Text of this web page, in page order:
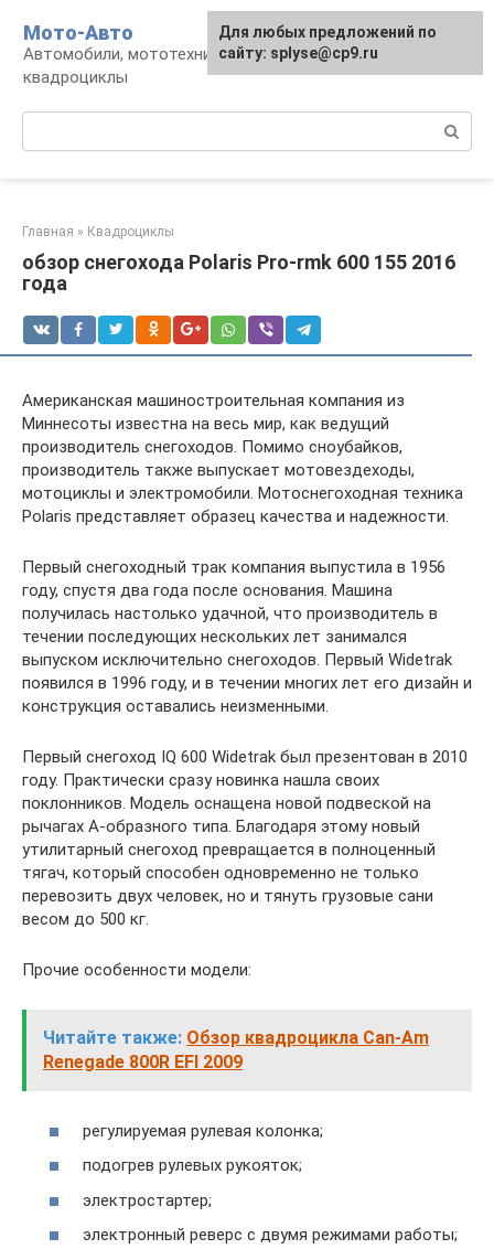
контенту
Мото-Авто
Автомобили, мототехника, снегоходы,
квадроциклы
Главная » Квадроциклы
обзор снегохода Polaris Pro-rmk 600 155 2016
года
Американская машиностроительная компания из
Миннесоты известна на весь мир, как ведущий
производитель снегоходов. Помимо сноубайков,
производитель также выпускает мотовездеходы,
мотоциклы и электромобили. Мотоснегоходная техника
Polaris представляет образец качества и надежности.
Первый снегоходный трак компания выпустила в 1956
году, спустя два года после основания. Машина
получилась настолько удачной, что производитель в
течении последующих нескольких лет занимался
выпуском исключительно снегоходов. Первый Widetrak
появился в 1996 году, и в течении многих лет его дизайн и
конструкция оставались неизменными.
Первый снегоход IQ 600 Widetrak был презентован в 2010
году. Практически сразу новинка нашла своих
поклонников. Модель оснащена новой подвеской на
рычагах А-образного типа. Благодаря этому новый
утилитарный снегоход превращается в полноценный
тягач, который способен одновременно не только
перевозить двух человек, но и тянуть грузовые сани
весом до 500 кг.
Прочие особенности модели:
Читайте также: Обзор квадроцикла Can-Am
Renegade 800R EFI 2009
регулируемая рулевая колонка;
подогрев рулевых рукояток;
электростартер;
электронный реверс с двумя режимами работы;
Для любых предложений по
сайту: splyse@cp9.ru